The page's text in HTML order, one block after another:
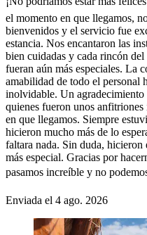
el momento en que llegamos,
bienvenidos y el servicio fue
estancia. Nos encantaron las
bien cuidadas y cada rincón
fueran aún más especiales. La
amabilidad de todo el personal
inolvidable. Un
quienes fueron unos
en que llegamos. Siempre
hicieron mucho más de lo
faltara nada. Sin duda, hicieron
más especial. Gracias por
pasamos increíble y no
Enviada el 4 ago. 2026